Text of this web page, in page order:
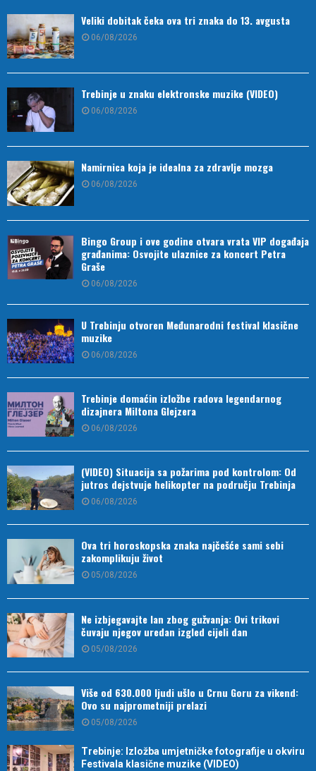
Veliki dobitak čeka ova tri znaka do 13. avgusta
06/08/2026
Trebinje u znaku elektronske muzike (VIDEO)
06/08/2026
Namirnica koja je idealna za zdravlje mozga
06/08/2026
Bingo Group i ove godine otvara vrata VIP događaja
građanima: Osvojite ulaznice za koncert Petra
Graše
06/08/2026
U Trebinju otvoren Međunarodni festival klasične
muzike
06/08/2026
Trebinje domaćin izložbe radova legendarnog
dizajnera Miltona Glejzera
06/08/2026
(VIDEO) Situacija sa požarima pod kontrolom: Od
jutros dejstvuje helikopter na području Trebinja
06/08/2026
Ova tri horoskopska znaka najčešće sami sebi
zakomplikuju život
05/08/2026
Ne izbjegavajte lan zbog gužvanja: Ovi trikovi
čuvaju njegov uredan izgled cijeli dan
05/08/2026
Više od 630.000 ljudi ušlo u Crnu Goru za vikend:
Ovo su najprometniji prelazi
05/08/2026
Trebinje: Izložba umjetničke fotografije u okviru
Festivala klasične muzike (VIDEO)